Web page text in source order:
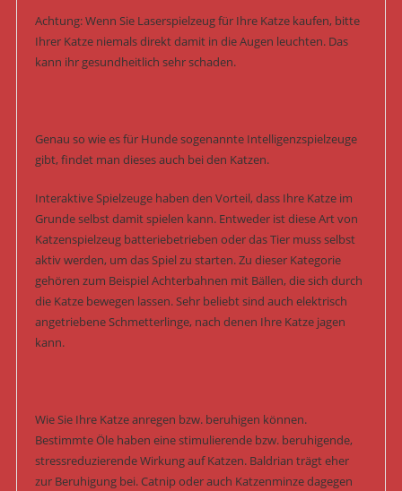
Achtung: Wenn Sie Laserspielzeug für Ihre Katze kaufen, bitte
Ihrer Katze niemals direkt damit in die Augen leuchten. Das
kann ihr gesundheitlich sehr schaden.
Genau so wie es für Hunde sogenannte Intelligenzspielzeuge
gibt, findet man dieses auch bei den Katzen.
Interaktive Spielzeuge haben den Vorteil, dass Ihre Katze im
Grunde selbst damit spielen kann. Entweder ist diese Art von
Katzenspielzeug batteriebetrieben oder das Tier muss selbst
aktiv werden, um das Spiel zu starten. Zu dieser Kategorie
gehören zum Beispiel Achterbahnen mit Bällen, die sich durch
die Katze bewegen lassen. Sehr beliebt sind auch elektrisch
angetriebene Schmetterlinge, nach denen Ihre Katze jagen
kann.
Wie Sie Ihre Katze anregen bzw. beruhigen können.
Bestimmte Öle haben eine stimulierende bzw. beruhigende,
stressreduzierende Wirkung auf Katzen. Baldrian trägt eher
zur Beruhigung bei. Catnip oder auch Katzenminze dagegen